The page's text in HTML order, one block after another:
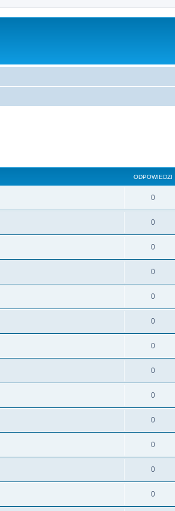
ODPOWIEDZI
0
0
0
0
0
0
0
0
0
0
0
0
0